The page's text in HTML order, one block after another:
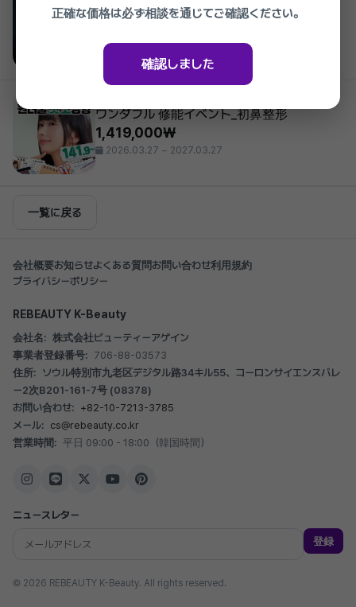
ワンダフル_派手ナチュラル 直線鼻整形
2026.03.27 ~ 2027.03.27
ワンダフル 修能イベント_初鼻整形
1,419,000₩
2026.03.27 ~ 2027.03.27
一覧に戻る
会社概要お知らせよくある質問 お問い合わせ利用規約
プライバシーポリシー
REBEAUTY K-Beauty
会社名: 株式会社ビューティーアゲイン
事業者登録番号: 706-88-03573
住所: ソウル特別市九老区デジタル路34キル55、コーロンサイエンスバレ
ー2次B201-161-7号 (08378)
お問い合わせ: +82-10-7213-3785
メール: cs@rebeauty.co.kr
営業時間: 平日 09:00 - 18:00（韓国時間）
ニュースレター
登録
© 2026 REBEAUTY K-Beauty. All rights reserved.
正確な価格は必ず相談を通じてご確認ください。
確認しました